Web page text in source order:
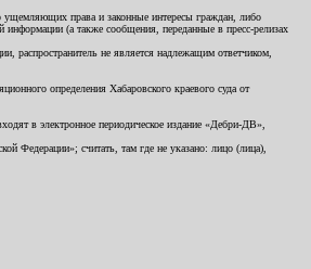
ущемляющих права и законные интересы граждан, либо
(а также сообщения, переданные в пресс-релизах
не является надлежащим ответчиком,
определения Хабаровского краевого суда от
в электронное периодическое издание «Дебри-ДВ»,
Федерации»; считать, там где не указано: лицо (лица),